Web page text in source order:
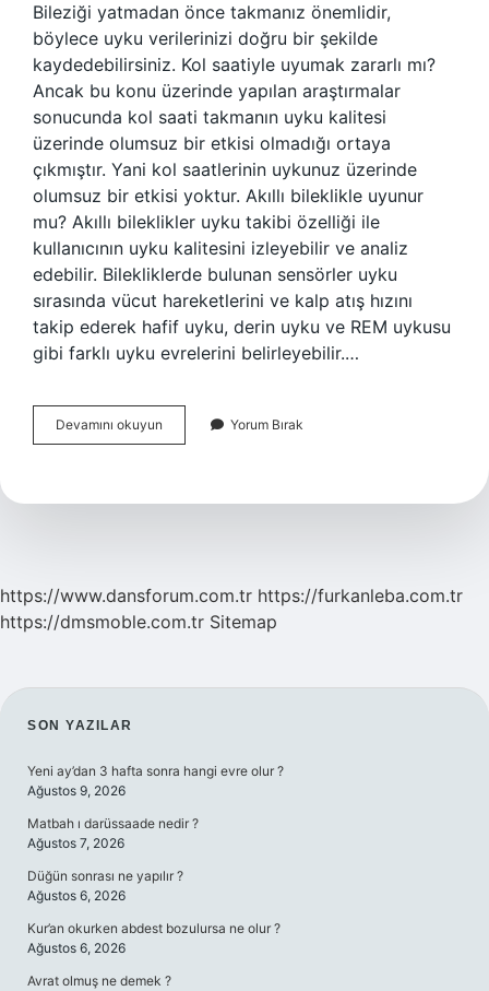
Bileziği yatmadan önce takmanız önemlidir,
böylece uyku verilerinizi doğru bir şekilde
kaydedebilirsiniz. Kol saatiyle uyumak zararlı mı?
Ancak bu konu üzerinde yapılan araştırmalar
sonucunda kol saati takmanın uyku kalitesi
üzerinde olumsuz bir etkisi olmadığı ortaya
çıkmıştır. Yani kol saatlerinin uykunuz üzerinde
olumsuz bir etkisi yoktur. Akıllı bileklikle uyunur
mu? Akıllı bileklikler uyku takibi özelliği ile
kullanıcının uyku kalitesini izleyebilir ve analiz
edebilir. Bilekliklerde bulunan sensörler uyku
sırasında vücut hareketlerini ve kalp atış hızını
takip ederek hafif uyku, derin uyku ve REM uykusu
gibi farklı uyku evrelerini belirleyebilir.…
Devamını okuyun
Saat
Zararlı
Yorum Bırak
https://www.dansforum.com.tr https://furkanleba.com.tr
https://dmsmoble.com.tr Sitemap
SIDEBAR
SON YAZILAR
Yeni ay’dan 3 hafta sonra hangi evre olur ?
Ağustos 9, 2026
Matbah ı darüssaade nedir ?
Ağustos 7, 2026
Düğün sonrası ne yapılır ?
Ağustos 6, 2026
Kur’an okurken abdest bozulursa ne olur ?
Ağustos 6, 2026
Avrat olmuş ne demek ?